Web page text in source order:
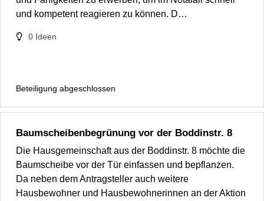
und kompetent reagieren zu können. D…
0 Ideen
Beteiligung abgeschlossen
Baumscheibenbegrünung vor der Boddinstr. 8
Die Hausgemeinschaft aus der Boddinstr. 8 möchte die
Baumscheibe vor der Tür einfassen und bepflanzen.
Da neben dem Antragsteller auch weitere
Hausbewohner und Hausbewohnerinnen an der Aktion